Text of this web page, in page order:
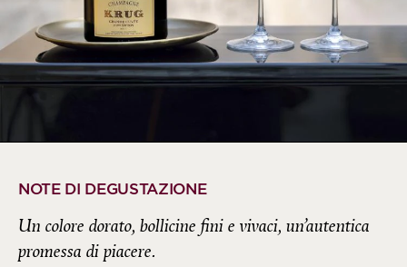
NOTE DI DEGUSTAZIONE
Un colore dorato, bollicine fini e vivaci, un’autentica
promessa di piacere.